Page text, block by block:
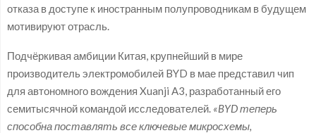
отказа в доступе к иностранным полупроводникам в будущем
мотивируют отрасль.
Подчёркивая амбиции Китая, крупнейший в мире
производитель электромобилей BYD в мае представил чип
для автономного вождения Xuanji A3, разработанный его
семитысячной командой исследователей. «BYD теперь
способна поставлять все ключевые микросхемы,